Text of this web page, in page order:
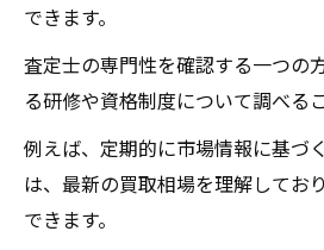
できます。
査定士の専門性を確認する一つの
る研修や資格制度について調べる
例えば、定期的に市場情報に基づ
は、最新の買取相場を理解してお
できます。